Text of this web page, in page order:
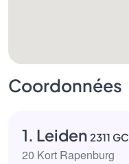
Coordonnées
1. Leiden 2311 GC
20 Kort Rapenburg